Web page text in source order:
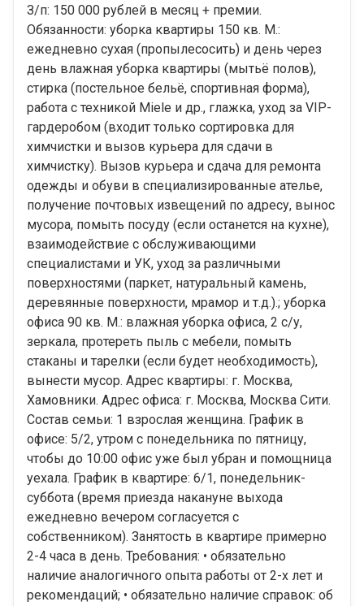
З/п: 150 000 рублей в месяц + премии.
Обязанности: уборка квартиры 150 кв. М.:
ежедневно сухая (пропылесосить) и день через
день влажная уборка квартиры (мытьё полов),
стирка (постельное бельё, спортивная форма),
работа с техникой Miele и др., глажка, уход за VIP-
гардеробом (входит только сортировка для
химчистки и вызов курьера для сдачи в
химчистку). Вызов курьера и сдача для ремонта
одежды и обуви в специализированные ателье,
получение почтовых извещений по адресу, вынос
мусора, помыть посуду (если останется на кухне),
взаимодействие с обслуживающими
специалистами и УК, уход за различными
поверхностями (паркет, натуральный камень,
деревянные поверхности, мрамор и т.д.).; уборка
офиса 90 кв. М.: влажная уборка офиса, 2 с/у,
зеркала, протереть пыль с мебели, помыть
стаканы и тарелки (если будет необходимость),
вынести мусор. Адрес квартиры: г. Москва,
Хамовники. Адрес офиса: г. Москва, Москва Сити.
Состав семьи: 1 взрослая женщина. График в
офисе: 5/2, утром с понедельника по пятницу,
чтобы до 10:00 офис уже был убран и помощница
уехала. График в квартире: 6/1, понедельник-
суббота (время приезда накануне выхода
ежедневно вечером согласуется с
собственником). Занятость в квартире примерно
2-4 часа в день. Требования: • обязательно
наличие аналогичного опыта работы от 2-х лет и
рекомендаций; • обязательно наличие справок: об